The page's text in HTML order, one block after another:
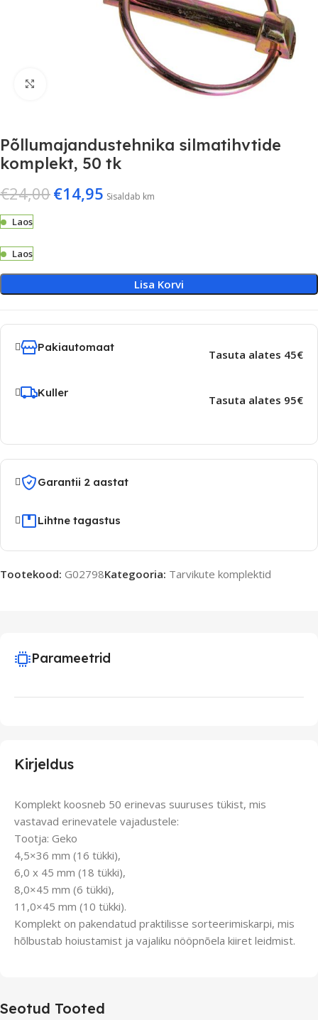
Põllumajandustehnika silmatihvtide
komplekt, 50 tk
€24,00€14,95 Sisaldab km
Laos
Laos
Lisa Korvi
Pakiautomaat
Tasuta alates 45€
Kuller
Tasuta alates 95€
Garantii 2 aastat
Lihtne tagastus
Tootekood: G02798Kategooria: Tarvikute komplektid
Kirjeldus
Komplekt koosneb 50 erinevas suuruses tükist, mis
vastavad erinevatele vajadustele:
Tootja: Geko
4,5×36 mm (16 tükki),
6,0 x 45 mm (18 tükki),
8,0×45 mm (6 tükki),
11,0×45 mm (10 tükki).
Komplekt on pakendatud praktilisse sorteerimiskarpi, mis
hõlbustab hoiustamist ja vajaliku nööpnõela kiiret leidmist.
Parameetrid
Seotud Tooted